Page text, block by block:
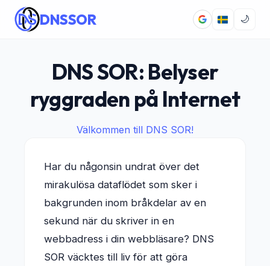
DNSSOR 🌙
DNS SOR: Belyser
ryggraden på Internet
Välkommen till DNS SOR!
Har du någonsin undrat över det
mirakulösa dataflödet som sker i
bakgrunden inom bråkdelar av en
sekund när du skriver in en
webbadress i din webbläsare? DNS
SOR väcktes till liv för att göra